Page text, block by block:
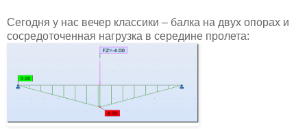
Сегодня у нас вечер классики – балка на двух опорах и
сосредоточенная нагрузка в середине пролета: